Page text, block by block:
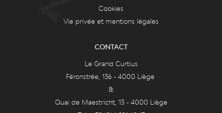
Cookies
Vie privée et mentions légales
CONTACT
Le Grand Curtius
Féronstrée, 136 - 4000 Liège
&
Quai de Maestricht, 13 - 4000 Liège